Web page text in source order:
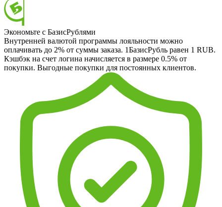
Экономьте с БазисРублями
Внутренней валютой программы лояльности можно
оплачивать до 2% от суммы заказа. 1БазисРубль равен 1 RUB.
Кэшбэк на счет логина начисляется в размере 0.5% от
покупки. Выгодные покупки для постоянных клиентов.